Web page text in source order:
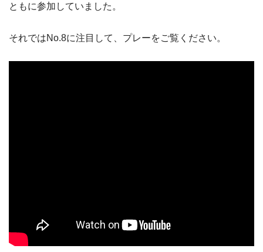
ともに参加していました。
それではNo.8に注目して、プレーをご覧ください。